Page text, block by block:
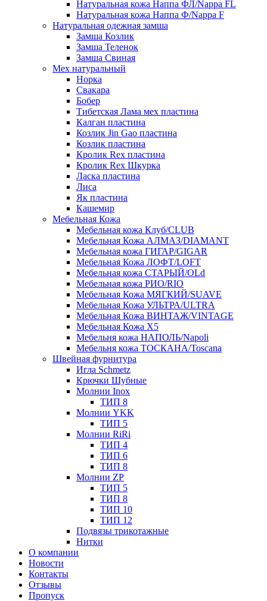
Натуральная кожа Наппа ФЛ/Nappa FL
Натуральная кожа Наппа Ф/Nappa F
Натуральная одежная замша
Замша Козлик
Замша Теленок
Замша Свиная
Мех натуральный
Норка
Свакара
Бобер
Тибетская Лама мех пластина
Калган пластина
Козлик Jin Gao пластина
Козлик пластина
Кролик Rex пластина
Кролик Rex Шкурка
Ласка пластина
Лиса
Як пластина
Кашемир
Мебельная Кожа
Мебельная кожа Клуб/CLUB
Мебельная Кожа АЛМАЗ/DIAMANT
Мебельная кожа ГИГАР/GIGAR
Мебельная Кожа ЛОФТ/LOFT
Мебельная кожа СТАРЫЙ/OLd
Мебельная кожа РИО/RIO
Мебельная Кожа МЯГКИЙ/SUAVE
Мебельная Кожа УЛЬТРА/ULTRA
Мебельная Кожа ВИНТАЖ/VINTAGE
Мебельная Кожа X5
Мебельня кожа НАПОЛЬ/Napoli
Мебельня кожа ТОСКАНА/Toscana
Швейная фурнитура
Игла Schmetz
Крючки Шубные
Молнии Inox
ТИП 8
Молнии YKK
ТИП 5
Молнии RiRi
ТИП 4
ТИП 6
ТИП 8
Молнии ZP
ТИП 5
ТИП 8
ТИП 10
ТИП 12
Подвязы трикотажные
Нитки
О компании
Новости
Контакты
Отзывы
Пропуск